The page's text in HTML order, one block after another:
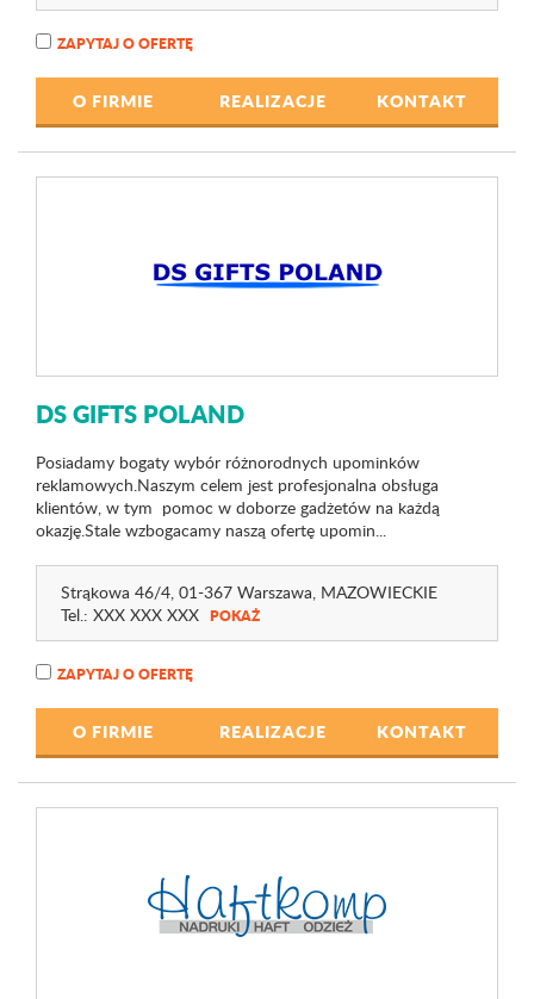
ZAPYTAJ O OFERTĘ
O FIRMIE REALIZACJE KONTAKT
DS GIFTS POLAND
Posiadamy bogaty wybór różnorodnych upominków
reklamowych.Naszym celem jest profesjonalna obsługa
klientów, w tym pomoc w doborze gadżetów na każdą
okazję.Stale wzbogacamy naszą ofertę upomin...
Strąkowa 46/4, 01-367 Warszawa, MAZOWIECKIE
Tel.: XXX XXX XXX POKAŻ
ZAPYTAJ O OFERTĘ
O FIRMIE REALIZACJE KONTAKT